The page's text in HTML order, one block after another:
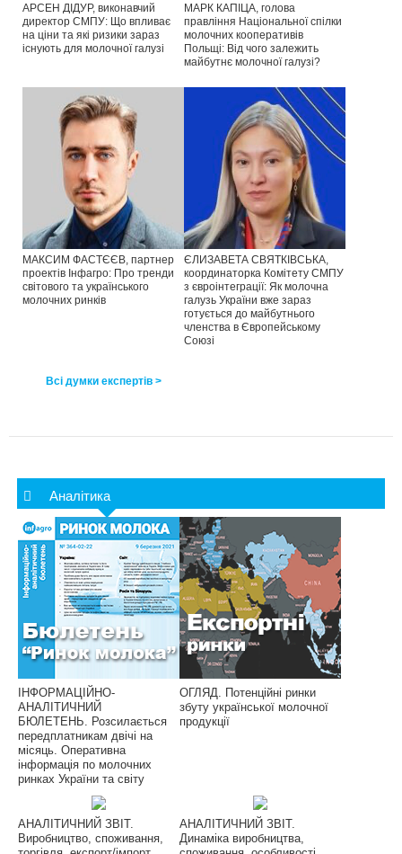
АРСЕН ДІДУР, виконавчий
директор СМПУ: Що впливає
на ціни та які ризики зараз
існують для молочної галузі
МАРК КАПІЦА, голова
правління Національної спілки
молочних кооперативів
Польщі: Від чого залежить
майбутнє молочної галузі?
МАКСИМ ФАСТЄЄВ, партнер
проектів Інфагро: Про тренди
світового та українського
молочних ринків
ЄЛИЗАВЕТА СВЯТКІВСЬКА,
координаторка Комітету СМПУ
з євроінтеграції: Як молочна
галузь України вже зараз
готується до майбутнього
членства в Європейському
Союзі
Всі думки експертів >
Аналітика
ІНФОРМАЦІЙНО-
АНАЛІТИЧНИЙ
БЮЛЕТЕНЬ. Розсилається
передплатникам двічі на
місяць. Оперативна
інформація по молочних
ринках України та світу
ОГЛЯД. Потенційні ринки
збуту української молочної
продукції
АНАЛІТИЧНИЙ ЗВІТ.
Виробництво, споживання,
АНАЛІТИЧНИЙ ЗВІТ.
Динаміка виробництва,